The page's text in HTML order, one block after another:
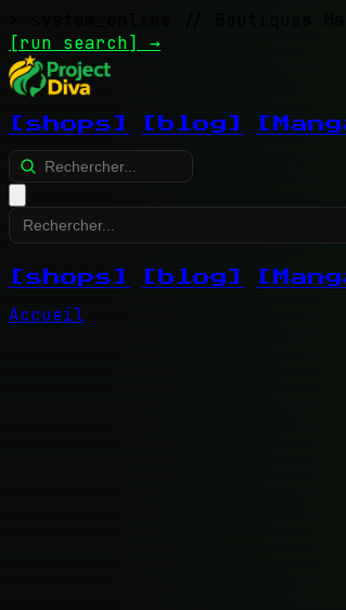
// Boutiques
[run search] →
[shops] [blog]
[shops] [blog]
Accueil